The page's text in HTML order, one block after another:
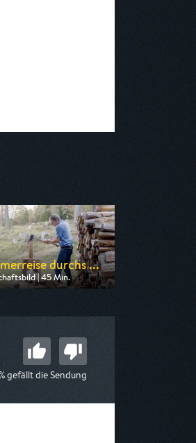
durchs ...
| 45 Min.
von 3sat
gefällt die Sendung